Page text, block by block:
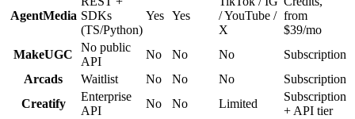
AgentMedia SDKs
(TS/Python)
Yes Yes
/ YouTube /
X
from
$39/mo
MakeUGC
No public
API
No No No
Subscription
Arcads
Waitlist No No No
Subscription
Creatify
Enterprise
API
No No Limited
Subscription
+ API tier